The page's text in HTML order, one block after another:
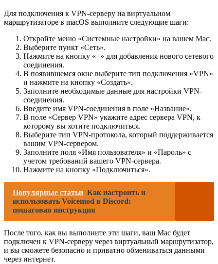
Для подключения к VPN-серверу на виртуальном
маршрутизаторе в macOS выполните следующие шаги:
Откройте меню «Системные настройки» на вашем Mac.
Выберите пункт «Сеть».
Нажмите на кнопку «+» для добавления нового сетевого
соединения.
В появившемся окне выберите тип подключения «VPN»
и нажмите на кнопку «Создать».
Заполните необходимые данные для настройки VPN-
соединения.
Введите имя VPN-соединения в поле «Название».
В поле «Сервер VPN» укажите адрес сервера VPN, к
которому вы хотите подключиться.
Выберите тип VPN-протокола, который поддерживается
вашим VPN-сервером.
Заполните поля «Имя пользователя» и «Пароль» с
учетом требований вашего VPN-сервера.
Нажмите на кнопку «Подключиться».
Популярные статьи Как настроить и
использовать Voicemod в Discord:
пошаговая инструкция
После того, как вы выполните эти шаги, ваш Mac будет
подключен к VPN-серверу через виртуальный маршрутизатор,
и вы сможете безопасно и приватно обмениваться данными
через интернет.